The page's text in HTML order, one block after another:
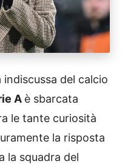
indiscussa del calcio
A è sbarcata
le tante curiosità
la risposta
la squadra del